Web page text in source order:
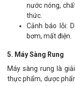
nước nóng,
thức.
Cảnh báo lỗi:
bơm, mất điện.
5. Máy Sàng Rung
Máy sàng rung là
thực phẩm, dược